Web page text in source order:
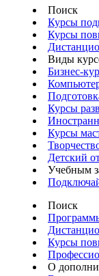
Поиск
Курсы
Курсы
Виды
Бизнес-
Курсы
Курсы
Детский
Учебным
Поиск
Курсы
О